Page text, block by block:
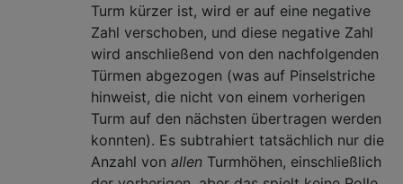
Turm kürzer ist, wird er auf eine negative
Zahl verschoben, und diese negative Zahl
wird anschließend von den nachfolgenden
Türmen abgezogen (was auf Pinselstriche
hinweist, die nicht von einem vorherigen
Turm auf den nächsten übertragen werden
konnten). Es subtrahiert tatsächlich nur die
Anzahl von allen Turmhöhen, einschließlich